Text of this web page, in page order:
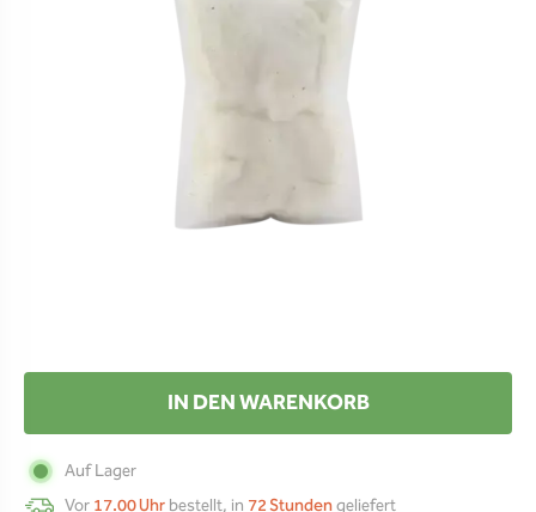
IN DEN WARENKORB
Auf Lager
Vor17.00 Uhrbestellt, in 72 Stundengeliefert